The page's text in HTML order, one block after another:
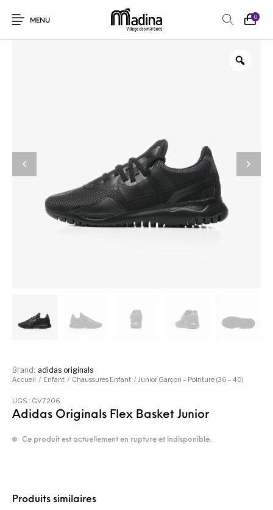
MENU
0
Accueil / Enfant / Chaussures Enfant / Junior Garçon – Pointure (36 – 40)
Adidas Originals Flex Basket Junior
Ce produit est actuellement en rupture et indisponible.
UGS : GV7206
Brand: adidas originals
Produits similaires